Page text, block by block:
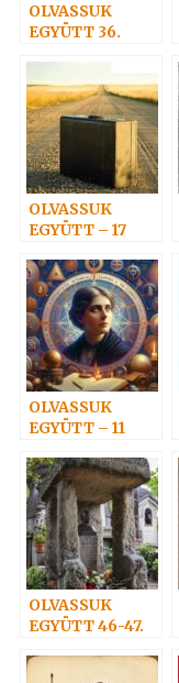
OLVASSUK
EGYÜTT 36.
OLVASSUK
EGYÜTT – 17
OLVASSUK
EGYÜTT – 11
OLVASSUK
EGYÜTT 46-47.